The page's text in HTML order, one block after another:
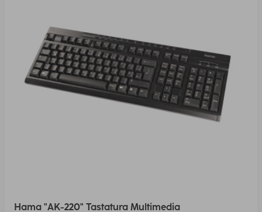
Hama "AK-220" Tastatura Multimedia